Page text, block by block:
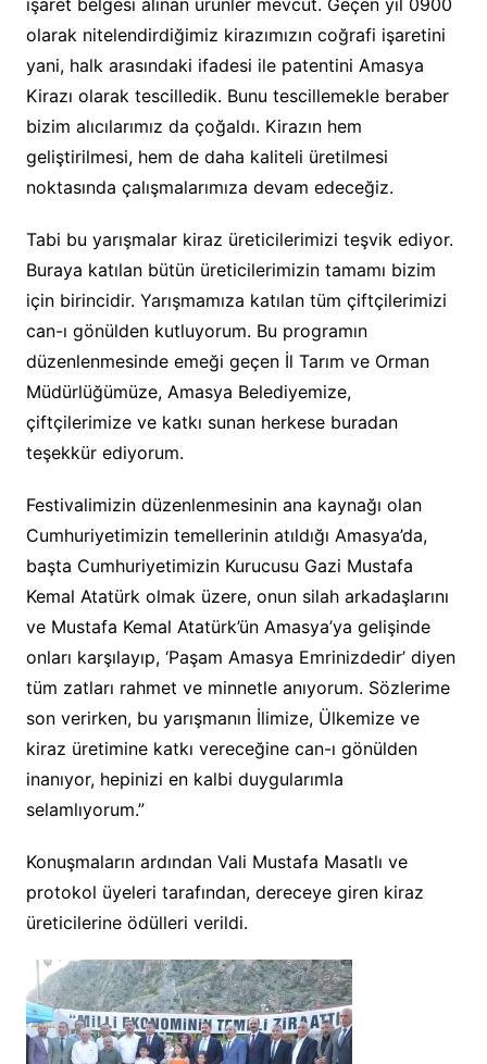
işaret belgesi alınan ürünler mevcut. Geçen yıl 0900
olarak nitelendirdiğimiz kirazımızın coğrafi işaretini
yani, halk arasındaki ifadesi ile patentini Amasya
Kirazı olarak tescilledik. Bunu tescillemekle beraber
bizim alıcılarımız da çoğaldı. Kirazın hem
geliştirilmesi, hem de daha kaliteli üretilmesi
noktasında çalışmalarımıza devam edeceğiz.
Tabi bu yarışmalar kiraz üreticilerimizi teşvik ediyor.
Buraya katılan bütün üreticilerimizin tamamı bizim
için birincidir. Yarışmamıza katılan tüm çiftçilerimizi
can-ı gönülden kutluyorum. Bu programın
düzenlenmesinde emeği geçen İl Tarım ve Orman
Müdürlüğümüze, Amasya Belediyemize,
çiftçilerimize ve katkı sunan herkese buradan
teşekkür ediyorum.
Festivalimizin düzenlenmesinin ana kaynağı olan
Cumhuriyetimizin temellerinin atıldığı Amasya’da,
başta Cumhuriyetimizin Kurucusu Gazi Mustafa
Kemal Atatürk olmak üzere, onun silah arkadaşlarını
ve Mustafa Kemal Atatürk’ün Amasya’ya gelişinde
onları karşılayıp, ‘Paşam Amasya Emrinizdedir’ diyen
tüm zatları rahmet ve minnetle anıyorum. Sözlerime
son verirken, bu yarışmanın İlimize, Ülkemize ve
kiraz üretimine katkı vereceğine can-ı gönülden
inanıyor, hepinizi en kalbi duygularımla
selamlıyorum.”
Konuşmaların ardından Vali Mustafa Masatlı ve
protokol üyeleri tarafından, dereceye giren kiraz
üreticilerine ödülleri verildi.